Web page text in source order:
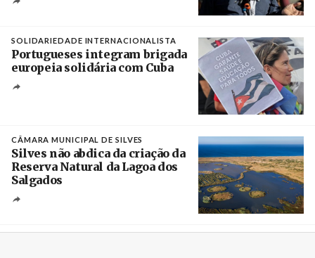
SOLIDARIEDADE INTERNACIONALISTA
Portugueses integram brigada
europeia solidária com Cuba
CÂMARA MUNICIPAL DE SILVES
Silves não abdica da criação da
Reserva Natural da Lagoa dos
Salgados